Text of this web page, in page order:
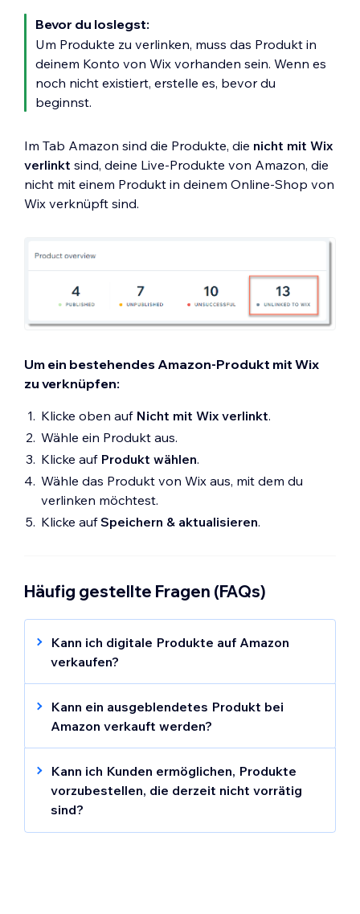
Bevor du loslegst:
Um Produkte zu verlinken, muss das Produkt in
deinem Konto von Wix vorhanden sein. Wenn es
noch nicht existiert, erstelle es, bevor du
beginnst.
Im Tab Amazon sind die Produkte, die nicht mit Wix
verlinkt sind, deine Live-Produkte von Amazon, die
nicht mit einem Produkt in deinem Online-Shop von
Wix verknüpft sind.
Um ein bestehendes Amazon-Produkt mit Wix
zu verknüpfen:
Klicke oben auf Nicht mit Wix verlinkt.
Wähle ein Produkt aus.
Klicke auf Produkt wählen.
Wähle das Produkt von Wix aus, mit dem du
verlinken möchtest.
Klicke aufSpeichern & aktualisieren.
Häufig gestellte Fragen (FAQs)
Kann ich digitale Produkte auf Amazon
verkaufen?
Digitale Produkte können nicht bei Amazon
gelistet werden. Sie werden nicht im Bereich
Amazon in deiner Website-Verwaltung
Kann ein ausgeblendetes Produkt bei
Amazon verkauft werden?
Produkte, die auf deiner Website von Wix
ausgeblendet sind
, können bei Amazon
nicht gelistet werden und werden nicht im
Bereich Amazon in deiner Website-
Kann ich Kunden ermöglichen, Produkte
vorzubestellen, die derzeit nicht vorrätig
sind?
Ja. Indem du ein Verfügbarkeitsdatum